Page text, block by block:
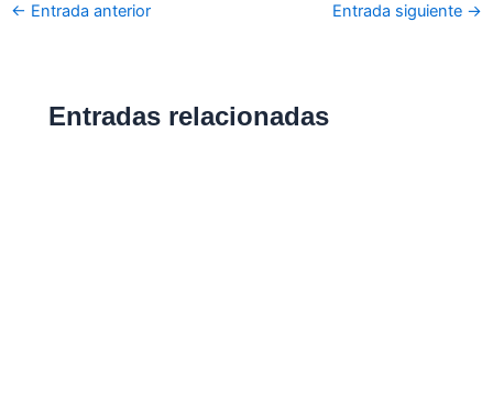
← Entrada anterior Entrada siguiente →
Entradas relacionadas